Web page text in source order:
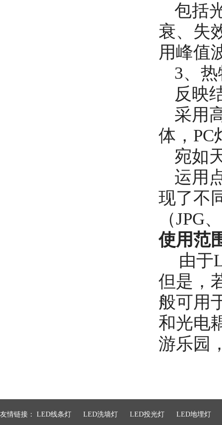
包括
衰、失
用峰值
3、
反映
采用
体，PC
宛如
运用
现了不
（JPG
使用范
由于
但是，
般可用
和光电
游乐园
友情链接： LED线条灯 LED洗墙灯 LED投光灯 LED地埋灯